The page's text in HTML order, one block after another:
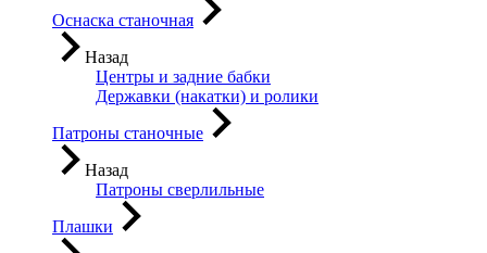
Оснаска станочная
Назад
Центры и задние бабки
Державки (накатки) и ролики
Патроны станочные
Назад
Патроны сверлильные
Плашки